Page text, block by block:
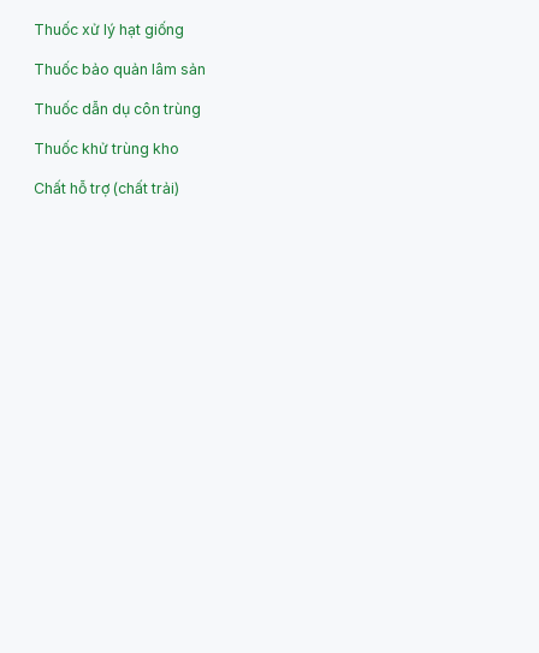
Thuốc xử lý hạt giống
Thuốc bảo quản lâm sản
Thuốc dẫn dụ côn trùng
Thuốc khử trùng kho
Chất hỗ trợ (chất trải)